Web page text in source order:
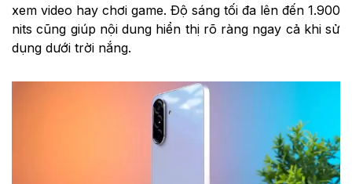
xem video hay chơi game. Độ sáng tối đa lên đến 1.900
nits cũng giúp nội dung hiển thị rõ ràng ngay cả khi sử
dụng dưới trời nắng.